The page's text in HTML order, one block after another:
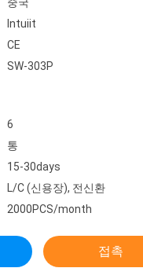
Intuiit
CE
SW-303P
6
통
15-30days
L/C (신용장), 전신환
2000PCS/month
접촉